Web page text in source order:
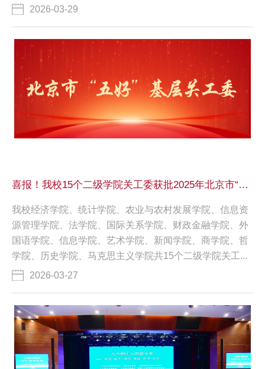
2026-03-29
喜报！我校15个二级学院关工委获批2025年北京市“五好”基层关工委
我校经济学院、统计学院、农业与农村发展学院、信息资
源管理学院、法学院、国际关系学院、财政金融学院、外
国语学院、信息学院、艺术学院、新闻学院、商学院、哲
学院、历史学院、马克思主义学院共15个二级学院关工...
2026-03-27